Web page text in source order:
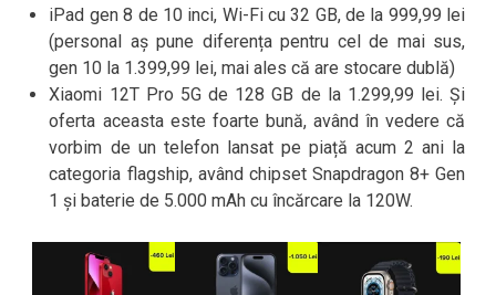
iPad gen 8 de 10 inci, Wi-Fi cu 32 GB, de la 999,99 lei
(personal aș pune diferența pentru cel de mai sus,
gen 10 la 1.399,99 lei, mai ales că are stocare dublă)
Xiaomi 12T Pro 5G de 128 GB de la 1.299,99 lei. Și
oferta aceasta este foarte bună, având în vedere că
vorbim de un telefon lansat pe piață acum 2 ani la
categoria flagship, având chipset Snapdragon 8+ Gen
1 și baterie de 5.000 mAh cu încărcare la 120W.